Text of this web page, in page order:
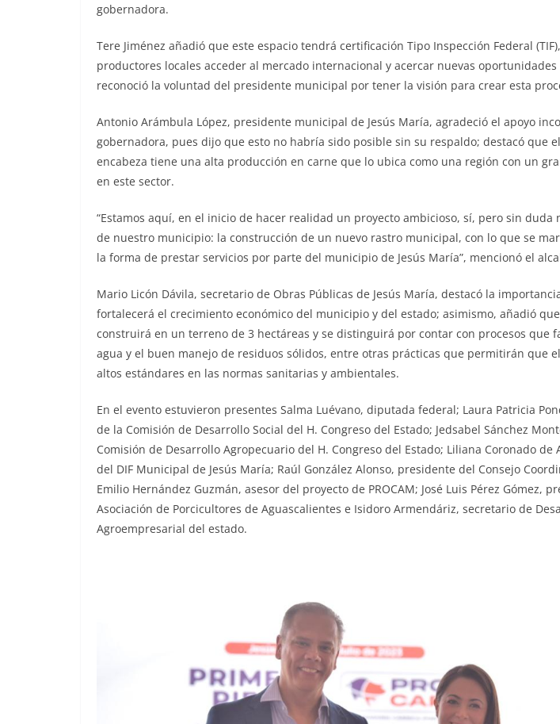
gobernadora.
Tere Jiménez añadió que este espacio tendrá certificación Tipo Inspección Federal
productores locales acceder al mercado internacional y acercar nuevas
reconoció la voluntad del presidente municipal por tener la visión para crear esta
Antonio Arámbula López, presidente municipal de Jesús María, agradeció el apoyo
gobernadora, pues dijo que esto no habría sido posible sin su respaldo; destacó que
encabeza tiene una alta producción en carne que lo ubica como una región con un
en este sector.
“Estamos aquí, en el inicio de hacer realidad un proyecto ambicioso, sí, pero sin duda
de nuestro municipio: la construcción de un nuevo rastro municipal, con lo que se
la forma de prestar servicios por parte del municipio de Jesús María”, mencionó el
Mario Licón Dávila, secretario de Obras Públicas de Jesús María, destacó la
fortalecerá el crecimiento económico del municipio y del estado; asimismo, añadió que
construirá en un terreno de 3 hectáreas y se distinguirá por contar con procesos que
agua y el buen manejo de residuos sólidos, entre otras prácticas que permitirán que
altos estándares en las normas sanitarias y ambientales.
En el evento estuvieron presentes Salma Luévano, diputada federal; Laura Patricia
de la Comisión de Desarrollo Social del H. Congreso del Estado; Jedsabel Sánchez
Comisión de Desarrollo Agropecuario del H. Congreso del Estado; Liliana Coronado
del DIF Municipal de Jesús María; Raúl González Alonso, presidente del Consejo
Emilio Hernández Guzmán, asesor del proyecto de PROCAM; José Luis Pérez Gómez,
Asociación de Porcicultores de Aguascalientes e Isidoro Armendáriz, secretario de
Agroempresarial del estado.